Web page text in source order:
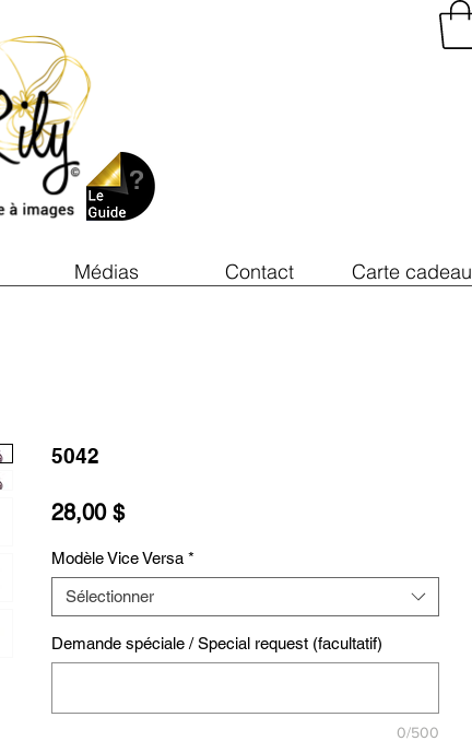
Médias Contact Carte cadeau
5042
28,00 $Prix
Modèle Vice Versa *
Sélectionner
Demande spéciale / Special request (facultatif)
0/500